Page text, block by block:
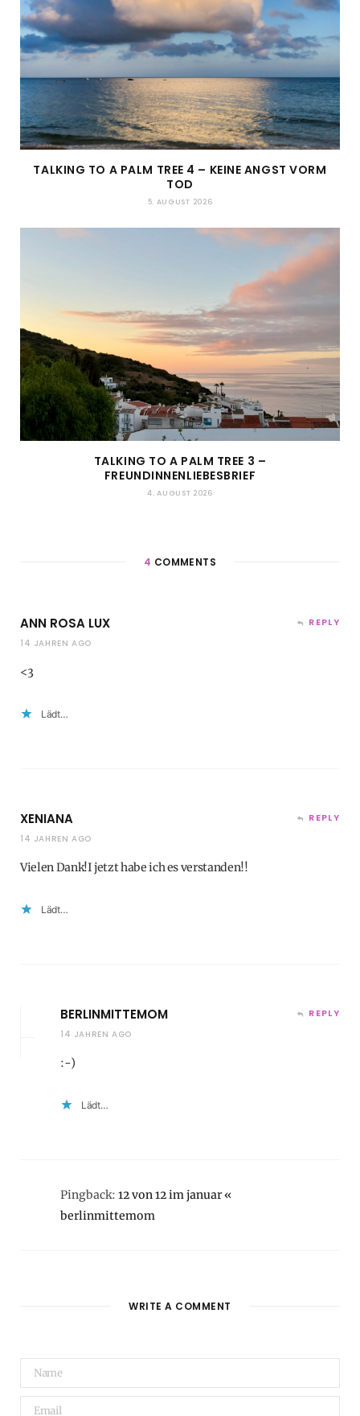
TALKING TO A PALM TREE 4 – KEINE ANGST VORM
TOD
5. AUGUST 2026
TALKING TO A PALM TREE 3 –
FREUNDINNENLIEBESBRIEF
4. AUGUST 2026
4 COMMENTS
ANN ROSA LUX
14 JAHREN AGO
REPLY
<3
Lädt…
XENIANA
14 JAHREN AGO
REPLY
Vielen Dank!I jetzt habe ich es verstanden!!
Lädt…
BERLINMITTEMOM
14 JAHREN AGO
REPLY
:-)
Lädt…
Pingback: 12 von 12 im januar «
berlinmittemom
WRITE A COMMENT